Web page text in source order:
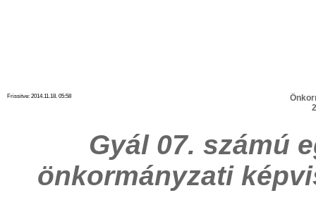
Frissitve: 2014.11.18. 05:58
Gyál 07. számú
önkormányzati